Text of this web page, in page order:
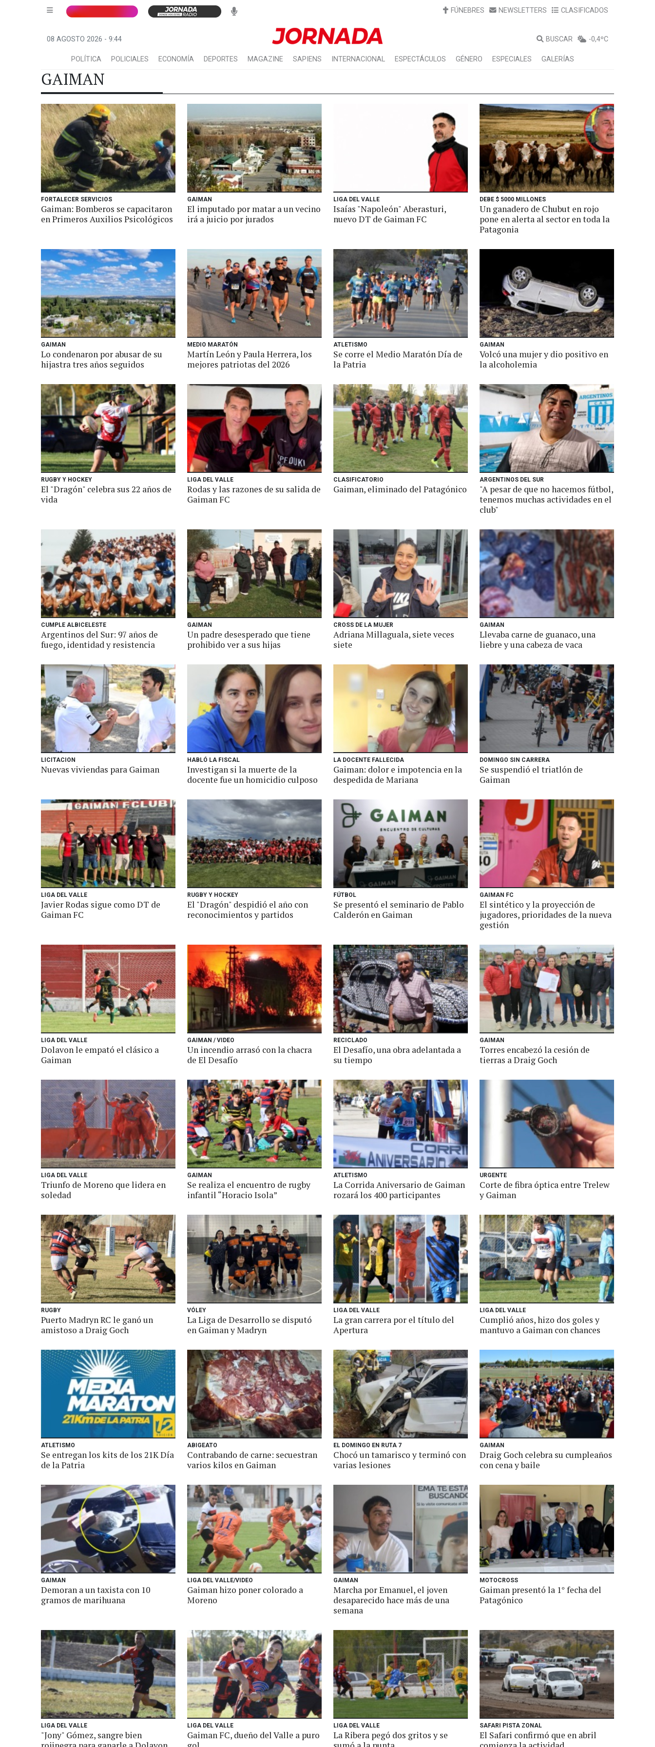
FÚNEBRES NEWSLETTERS CLASIFICADOS
08 AGOSTO 2026 - 9:44 BUSCAR -0,4ºC
POLÍTICA POLICIALES ECONOMÍA DEPORTES MAGAZINE SAPIENS INTERNACIONAL ESPECTÁCULOS GÉNERO ESPECIALES GALERÍAS
GAIMAN
FORTALECER SERVICIOS
Gaiman: Bomberos se capacitaron
en Primeros Auxilios Psicológicos
GAIMAN
El imputado por matar a un vecino
irá a juicio por jurados
LIGA DEL VALLE
Isaías "Napoleón" Aberasturi,
nuevo DT de Gaiman FC
DEBE $ 5000 MILLONES
Un ganadero de Chubut en rojo
pone en alerta al sector en toda la
Patagonia
GAIMAN
Lo condenaron por abusar de su
hijastra tres años seguidos
MEDIO MARATÓN
Martín León y Paula Herrera, los
mejores patriotas del 2026
ATLETISMO
Se corre el Medio Maratón Día de
la Patria
GAIMAN
Volcó una mujer y dio positivo en
la alcoholemia
RUGBY Y HOCKEY
El "Dragón" celebra sus 22 años de
vida
LIGA DEL VALLE
Rodas y las razones de su salida de
Gaiman FC
CLASIFICATORIO
Gaiman, eliminado del Patagónico
ARGENTINOS DEL SUR
"A pesar de que no hacemos fútbol,
tenemos muchas actividades en el
club"
CUMPLE ALBICELESTE
Argentinos del Sur: 97 años de
fuego, identidad y resistencia
GAIMAN
Un padre desesperado que tiene
prohibido ver a sus hijas
CROSS DE LA MUJER
Adriana Millaguala, siete veces
siete
GAIMAN
Llevaba carne de guanaco, una
liebre y una cabeza de vaca
LICITACION
Nuevas viviendas para Gaiman
HABLÓ LA FISCAL
Investigan si la muerte de la
docente fue un homicidio culposo
LA DOCENTE FALLECIDA
Gaiman: dolor e impotencia en la
despedida de Mariana
DOMINGO SIN CARRERA
Se suspendió el triatlón de
Gaiman
LIGA DEL VALLE
Javier Rodas sigue como DT de
Gaiman FC
RUGBY Y HOCKEY
El "Dragón" despidió el año con
reconocimientos y partidos
FÚTBOL
Se presentó el seminario de Pablo
Calderón en Gaiman
GAIMAN FC
El sintético y la proyección de
jugadores, prioridades de la nueva
gestión
LIGA DEL VALLE
Dolavon le empató el clásico a
Gaiman
GAIMAN / VIDEO
Un incendio arrasó con la chacra
de El Desafío
RECICLADO
El Desafío, una obra adelantada a
su tiempo
GAIMAN
Torres encabezó la cesión de
tierras a Draig Goch
LIGA DEL VALLE
Triunfo de Moreno que lidera en
soledad
GAIMAN
Se realiza el encuentro de rugby
infantil “Horacio Isola”
ATLETISMO
La Corrida Aniversario de Gaiman
rozará los 400 participantes
URGENTE
Corte de fibra óptica entre Trelew
y Gaiman
RUGBY
Puerto Madryn RC le ganó un
amistoso a Draig Goch
VÓLEY
La Liga de Desarrollo se disputó
en Gaiman y Madryn
LIGA DEL VALLE
La gran carrera por el título del
Apertura
LIGA DEL VALLE
Cumplió años, hizo dos goles y
mantuvo a Gaiman con chances
ATLETISMO
Se entregan los kits de los 21K Día
de la Patria
ABIGEATO
Contrabando de carne: secuestran
varios kilos en Gaiman
EL DOMINGO EN RUTA 7
Chocó un tamarisco y terminó con
varias lesiones
GAIMAN
Draig Goch celebra su cumpleaños
con cena y baile
GAIMAN
Demoran a un taxista con 10
gramos de marihuana
LIGA DEL VALLE/VIDEO
Gaiman hizo poner colorado a
Moreno
GAIMAN
Marcha por Emanuel, el joven
desaparecido hace más de una
semana
MOTOCROSS
Gaiman presentó la 1° fecha del
Patagónico
LIGA DEL VALLE
"Jony" Gómez, sangre bien
LIGA DEL VALLE
Gaiman FC, dueño del Valle a puro
LIGA DEL VALLE
La Ribera pegó dos gritos y se
SAFARI PISTA ZONAL
El Safari confirmó que en abril